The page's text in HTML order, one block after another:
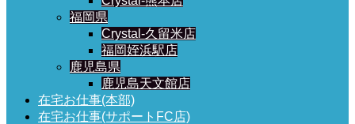
福岡県
Crystal-久留米店
福岡姪浜駅店
鹿児島県
鹿児島天文館店
在宅お仕事(本部)
在宅お仕事(サポートFC店)